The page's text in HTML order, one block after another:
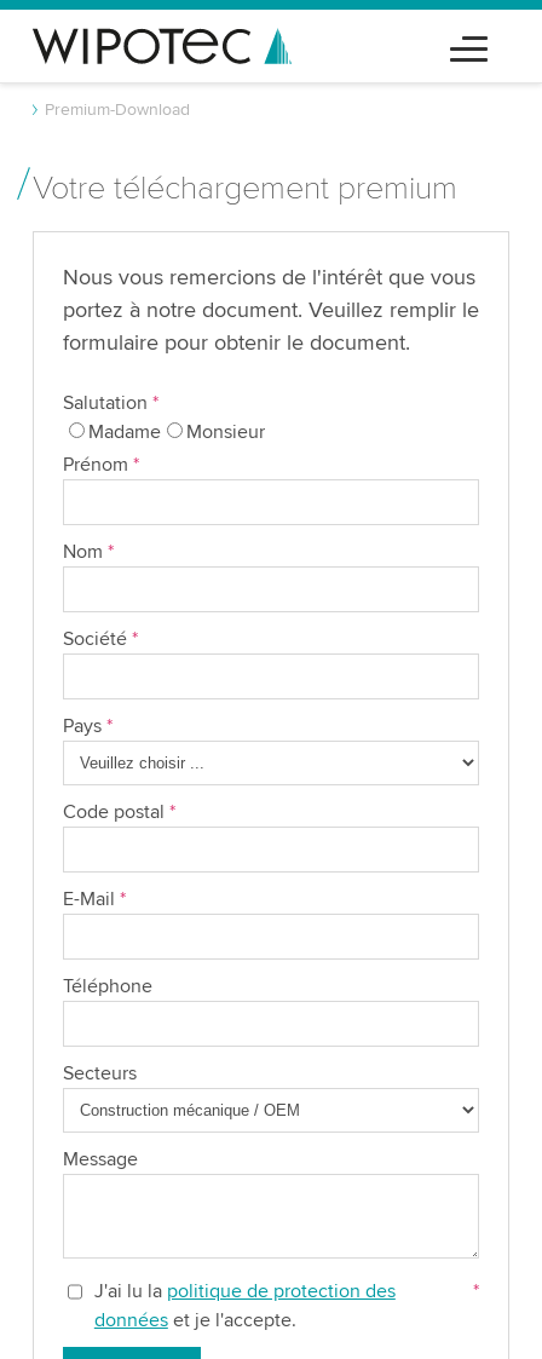
Premium-Download
Votre téléchargement premium
Nous vous remercions de l'intérêt que vous
portez à notre document. Veuillez remplir le
formulaire pour obtenir le document.
Salutation *
Madame
Monsieur
Prénom *
Nom *
Société *
Pays *
Code postal *
E-Mail *
Téléphone
Secteurs
Message
J'ai lu la politique de protection des
donnéeset je l'accepte.
*